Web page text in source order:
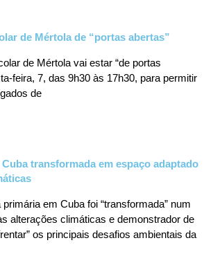
de Mértola de “portas abertas”
de Mértola vai estar “de portas
feira, 7, das 9h30 às 17h30, para permitir
de
transformada em espaço adaptado
em Cuba foi “transformada” num
alterações climáticas e demonstrador de
os principais desafios ambientais da